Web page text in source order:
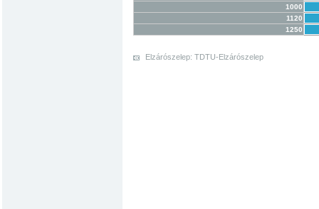
1000
1120
1250
Elzárószelep: TDTU-Elzárószelep